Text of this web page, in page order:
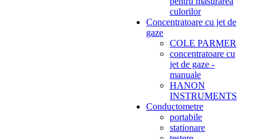
culorilor
Concentratoare cu jet de
gaze
COLE PARMER
concentratoare cu
jet de gaze -
manuale
HANON
INSTRUMENTS
Conductometre
portabile
stationare